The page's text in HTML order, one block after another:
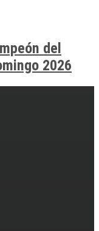
del
2026